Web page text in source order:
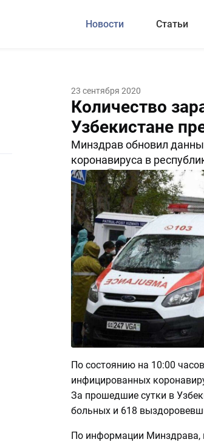
Новости Статьи
23 сентября 2020
Количество
Узбекистане
Минздрав обновил
коронавируса в
10354 0
По состоянию на 10:00
инфицированных
За прошедшие сутки в
больных и 618
По информации Минздрава,